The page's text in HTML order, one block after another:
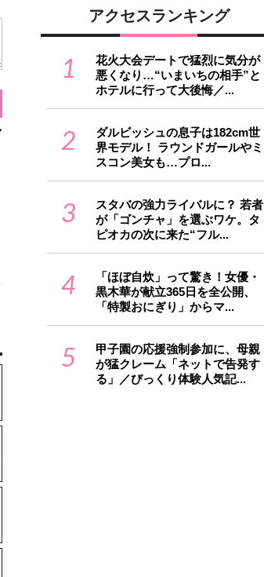
アクセスランキング
1
花火大会デートで猛烈に気分が
悪くなり…“いまいちの相手”と
ホテルに行って大後悔／...
2
ダルビッシュの息子は182cm世
界モデル！ ラウンドガールやミ
スコン美女も…プロ...
3
スタバの強力ライバルに？ 若者
が「ゴンチャ」を選ぶワケ。タ
ピオカの次に来た“フル...
4
「ほぼ自炊」って驚き！女優・
黒木華が献立365日を全公開、
「特製おにぎり」からマ...
5
甲子園の応援強制参加に、母親
が猛クレーム「ネットで告発す
る」／びっくり体験人気記...